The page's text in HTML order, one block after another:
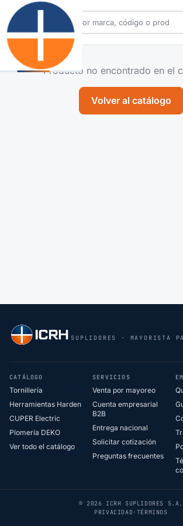
Producto no encontrado en el
Volver al catálogo
SUPLIDORES · MAYORISTA
CATÁLOGO
Tornillería
Herramientas Harden
CUPER Electric
Plomería DEKO
Ver todo el catálogo
SERVICIOS
Venta por mayoreo
Cuenta empresarial
B2B
Entrega nacional
Solicitar cotización
Preguntas frecuentes
© 2026 ICRH SUPLIDORES S.A.
PRIVACIDAD · TÉRMINOS